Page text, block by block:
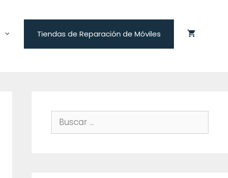
Tiendas de Reparación de Móviles
Buscar: